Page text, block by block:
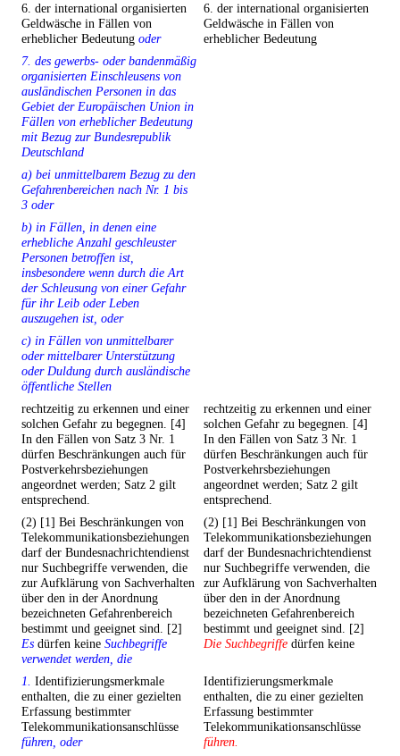
6. der international organisierten
Geldwäsche in Fällen von
erheblicher Bedeutung oder
6. der international organisierten
Geldwäsche in Fällen von
erheblicher Bedeutung
7. des gewerbs- oder bandenmäßig
organisierten Einschleusens von
ausländischen Personen in das
Gebiet der Europäischen Union in
Fällen von erheblicher Bedeutung
mit Bezug zur Bundesrepublik
Deutschland
a) bei unmittelbarem Bezug zu den
Gefahrenbereichen nach Nr. 1 bis
3 oder
b) in Fällen, in denen eine
erhebliche Anzahl geschleuster
Personen betroffen ist,
insbesondere wenn durch die Art
der Schleusung von einer Gefahr
für ihr Leib oder Leben
auszugehen ist, oder
c) in Fällen von unmittelbarer
oder mittelbarer Unterstützung
oder Duldung durch ausländische
öffentliche Stellen
rechtzeitig zu erkennen und einer
solchen Gefahr zu begegnen. [4]
In den Fällen von Satz 3 Nr. 1
dürfen Beschränkungen auch für
Postverkehrsbeziehungen
angeordnet werden; Satz 2 gilt
entsprechend.
rechtzeitig zu erkennen und einer
solchen Gefahr zu begegnen. [4]
In den Fällen von Satz 3 Nr. 1
dürfen Beschränkungen auch für
Postverkehrsbeziehungen
angeordnet werden; Satz 2 gilt
entsprechend.
(2) [1] Bei Beschränkungen von
Telekommunikationsbeziehungen
darf der Bundesnachrichtendienst
nur Suchbegriffe verwenden, die
zur Aufklärung von Sachverhalten
über den in der Anordnung
bezeichneten Gefahrenbereich
bestimmt und geeignet sind. [2]
Es dürfen keine Suchbegriffe
verwendet werden, die
(2) [1] Bei Beschränkungen von
Telekommunikationsbeziehungen
darf der Bundesnachrichtendienst
nur Suchbegriffe verwenden, die
zur Aufklärung von Sachverhalten
über den in der Anordnung
bezeichneten Gefahrenbereich
bestimmt und geeignet sind. [2]
Die Suchbegriffe dürfen keine
1. Identifizierungsmerkmale
enthalten, die zu einer gezielten
Erfassung bestimmter
Telekommunikationsanschlüsse
führen, oder
Identifizierungsmerkmale
enthalten, die zu einer gezielten
Erfassung bestimmter
Telekommunikationsanschlüsse
führen.